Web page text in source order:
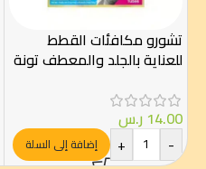
تشورو مكافئات القطط
للعناية بالجلد والمعطف تونة
14.00 ر.س
-
+ إضافة إلى السلة